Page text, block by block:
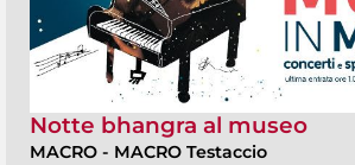
Notte bhangra al museo
MACRO - MACRO Testaccio